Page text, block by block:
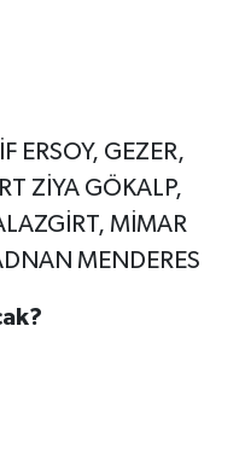
ERSOY, GEZER,
ZİYA GÖKALP,
MİMAR
MENDERES